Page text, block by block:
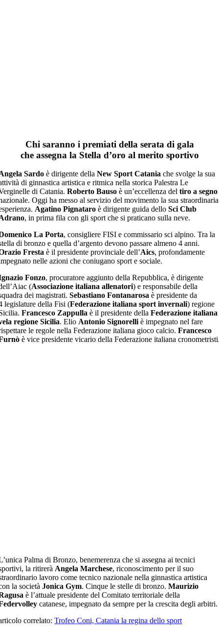
Chi saranno i premiati della serata di gala
che assegna la Stella d’oro al merito sportivo
Sardo è dirigente dellaNew Sport Catania che svolge la sua
di ginnastica artistica e ritmica nella storica Palestra Le
di Catania.Roberto Bauso è un’eccellenza deltiro a segno
Oggi ha messo al servizio del movimento la sua straordinaria
Agatino Pignataro è dirigente guida delloSci Club
, in prima fila con gli sport che si praticano sulla neve.
La Porta, consigliere FISI e commissario sci alpino. Tra la
di bronzo e quella d’argento devono passare almeno 4 anni.
Fresta è il presidente provinciale dell’Aics, profondamente
nelle azioni che coniugano sport e sociale.
Fonzo, procuratore aggiunto della Repubblica, è dirigente
(Associazione italiana allenatori) e responsabile della
dei magistrati.Sebastiano Fontanarosa è presidente da
legislature della Fisi (Federazione italiana sport invernali) regione
Francesco Zappullaè il presidente dellaFe­de­ra­zio­ne ita­lia­na
re­gio­ne Si­ci­lia. ElioAntonio Signorelliè impegnato nel fare
le regole nella Federazione italiana gioco calcio.Francesco
è vice presidente vicario della Federazione italiana
Palma di Bronzo, benemerenza che si assegna ai tecnici
la ritireràAngela Marchese, riconoscimento per il suo
lavoro come tecnico nazionale nella ginnastica artistica
la societàJonica Gym. Cinque le stelle di bronzo.Maurizio
è l’attuale presidente del Comitato territoriale della
catanese, impegnato da sempre per la crescita degli arbitri.
correlato:Trofeo Coni, Catania la regina dello sport